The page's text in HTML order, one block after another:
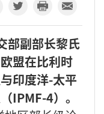
部副部长黎氏
盟在比利时
印度洋-太平
IPMF-4）。